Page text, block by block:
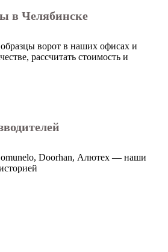
в Челябинске
ворот в наших офисах и
рассчитать стоимость и
Doorhan, Алютех — наши